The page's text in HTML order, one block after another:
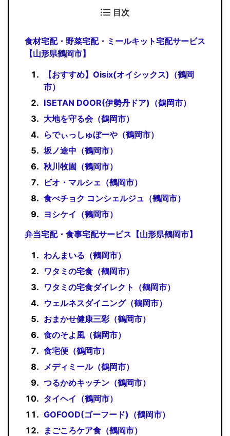
目次
食材宅配・野菜宅配・ミールキット宅配サービス
【山形県鶴岡市】
【おすすめ】Oisix(オイシックス)（鶴岡
市）
ISETAN DOOR(伊勢丹ドア)（鶴岡市）
大地を守る会（鶴岡市）
らでぃっしゅぼーや（鶴岡市）
坂ノ途中（鶴岡市）
秋川牧園（鶴岡市）
ビオ・マルシェ（鶴岡市）
食べチョク コンシェルジュ（鶴岡市）
ヨシケイ（鶴岡市）
弁当宅配・食事宅配サービス【山形県鶴岡市】
わんまいる（鶴岡市）
ワタミの宅食（鶴岡市）
ワタミの宅食ダイレクト（鶴岡市）
ウェルネスダイニング（鶴岡市）
おまかせ健康三彩（鶴岡市）
食のそよ風（鶴岡市）
食宅便（鶴岡市）
メディミール（鶴岡市）
つるかめキッチン（鶴岡市）
タイヘイ（鶴岡市）
GOFOOD(ゴーフード)（鶴岡市）
まごころケア食（鶴岡市）